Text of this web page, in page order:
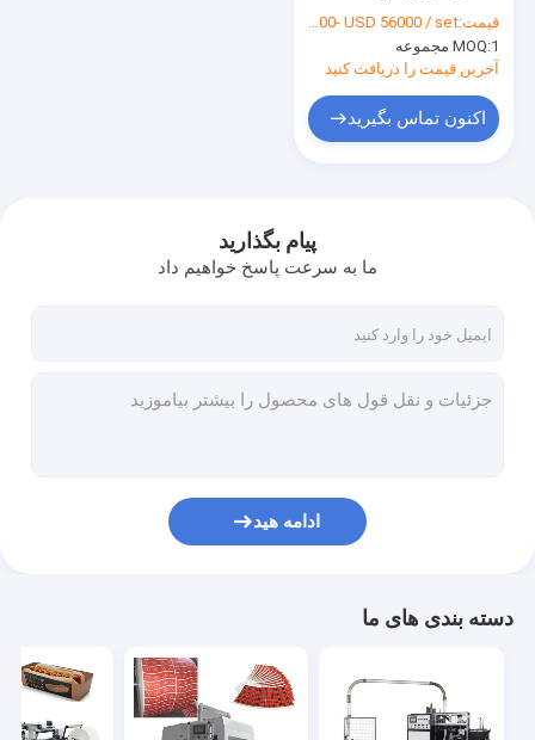
فنجان قهوه
قیمت:USD 49000- USD 56000 / set
MOQ:1 مجموعه
آخرین قیمت را دریافت کنید
اکنون تماس بگیرید
پیام بگذارید
ما به سرعت پاسخ خواهیم داد
ادامه هید
دسته بندی های ما